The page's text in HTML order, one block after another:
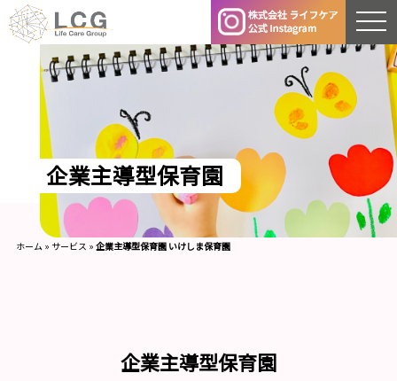
企業主導型保育園
ホーム» サービス » 企業主導型保育園 いけしま保育園
企業主導型保育園